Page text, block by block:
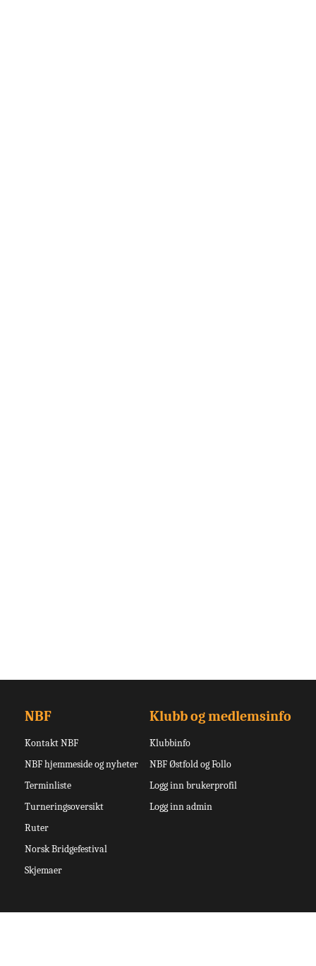
NBF
Kontakt NBF
NBF hjemmeside og nyheter
Terminliste
Turneringsoversikt
Ruter
Norsk Bridgefestival
Skjemaer
Klubb og medlemsinfo
Klubbinfo
NBF Østfold og Follo
Logg inn brukerprofil
Logg inn admin